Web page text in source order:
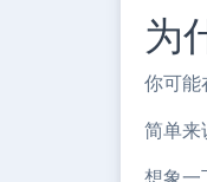
为
你可能
简单来